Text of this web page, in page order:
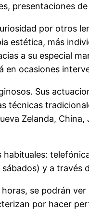
presentaciones
por otros
estética, más
a su especial
ocasiones
Sus
técnicas
Zelanda,
y a través
se podrán
por hacer